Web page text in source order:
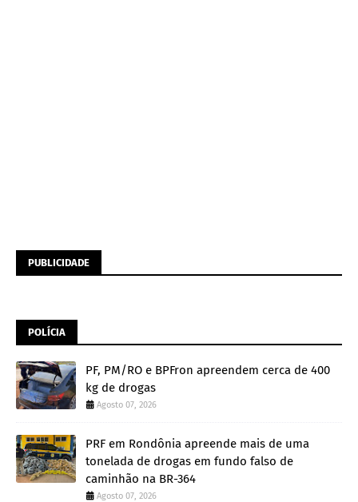
PUBLICIDADE
POLÍCIA
PF, PM/RO e BPFron apreendem cerca de 400
kg de drogas
Agosto 07, 2026
PRF em Rondônia apreende mais de uma
tonelada de drogas em fundo falso de
caminhão na BR-364
Agosto 07, 2026